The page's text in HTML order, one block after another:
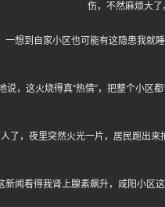
伤，不然麻烦大了
一想到自家小区也可能有这隐患我就
说，这火烧得真“热情”，把整个小区
了，夜里突然火光一片，居民跑出
新闻看得我肾上腺素飙升，咸阳小区